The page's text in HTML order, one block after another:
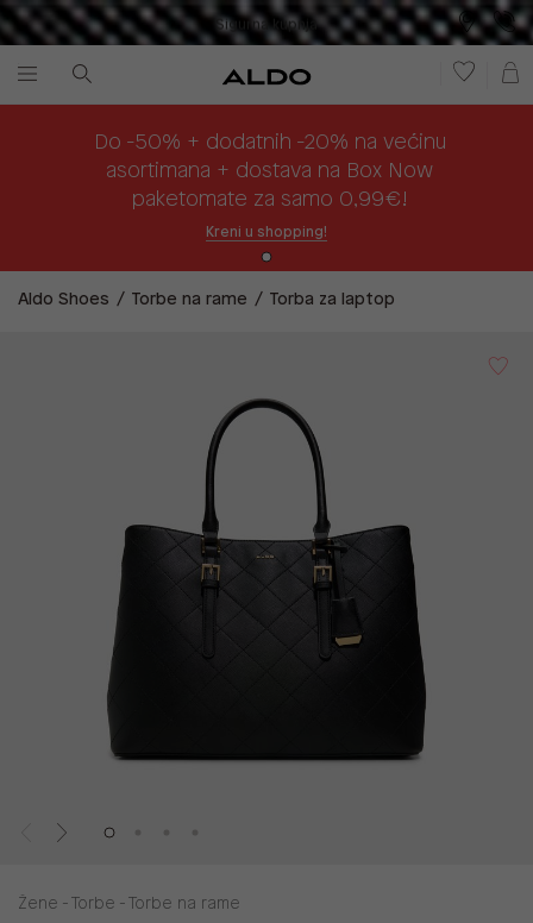
Sigurna kupnja
Do -50% + dodatnih -20% na većinu
asortimana + dostava na Box Now
paketomate za samo 0,99€!
Kreni u shopping!
Aldo Shoes Torbe na rame Torba za laptop
Žene - Torbe - Torbe na rame